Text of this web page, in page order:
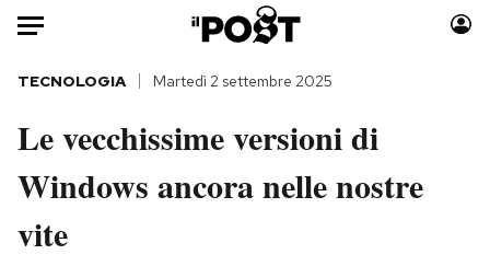
Auto
HOME
Italia
Moda
TECNOLOGIA Martedì 2 settembre 2025
Le vecchissime versioni di
Windows ancora nelle nostre
vite